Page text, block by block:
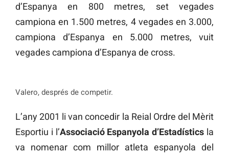
d’Espanya en 800 metres, set vegades
campiona en 1.500 metres, 4 vegades en 3.000,
campiona d’Espanya en 5.000 metres, vuit
vegades campiona d’Espanya de cross.
Valero, després de competir.
L’any 2001 li van concedir la Reial Ordre del Mèrit
Esportiu i l’Associació Espanyola d’Estadístics la
va nomenar com millor atleta espanyola del